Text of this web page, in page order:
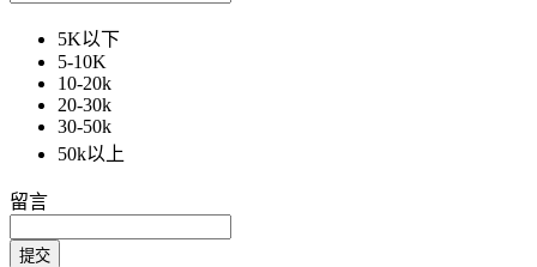
5K以下
5-10K
10-20k
20-30k
30-50k
50k以上
留言